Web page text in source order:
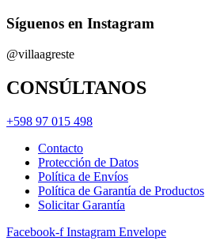
Síguenos en Instagram
@villaagreste
CONSÚLTANOS
+598 97 015 498
Contacto
Protección de Datos
Política de Envíos
Política de Garantía de Productos
Solicitar Garantía
Facebook-f Instagram Envelope